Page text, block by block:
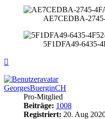
AE7CEDBA-
5F1DFA49-6435-
GeorgesBuerginCH
Pro-Mitglied
Beiträge: 1008
Registriert: 20. Aug